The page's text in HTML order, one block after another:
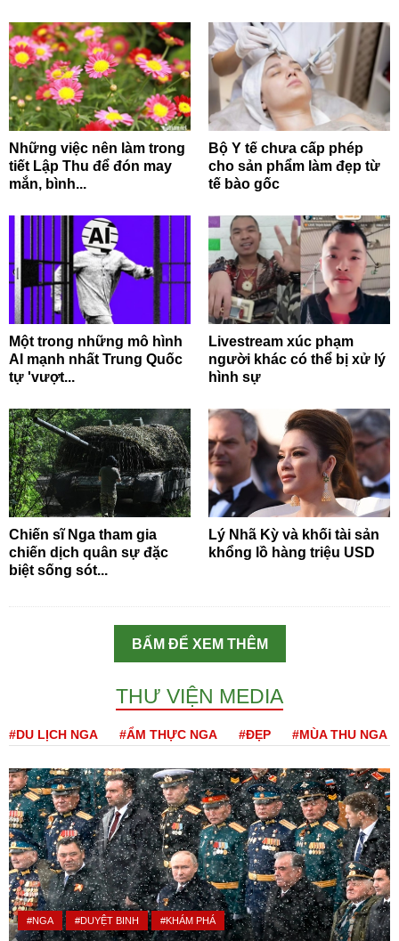
Những việc nên làm trong
tiết Lập Thu để đón may
mắn, bình...
Bộ Y tế chưa cấp phép
cho sản phẩm làm đẹp từ
tế bào gốc
Một trong những mô hình
AI mạnh nhất Trung Quốc
tự 'vượt...
Livestream xúc phạm
người khác có thể bị xử lý
hình sự
Chiến sĩ Nga tham gia
chiến dịch quân sự đặc
biệt sống sót...
Lý Nhã Kỳ và khối tài sản
khổng lồ hàng triệu USD
BẤM ĐỂ XEM THÊM
THƯ VIỆN MEDIA
#DU LỊCH NGA #ẨM THỰC NGA #ĐẸP #MÙA THU NGA
#NGA #DUYỆT BINH #KHÁM PHÁ